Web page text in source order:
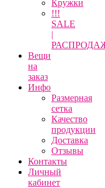
Кружки
!!!
SALE
|
Вещи
на
заказ
Инфо
Размерная
сетка
Качество
продукции
Доставка
Отзывы
Контакты
Личный
кабинет